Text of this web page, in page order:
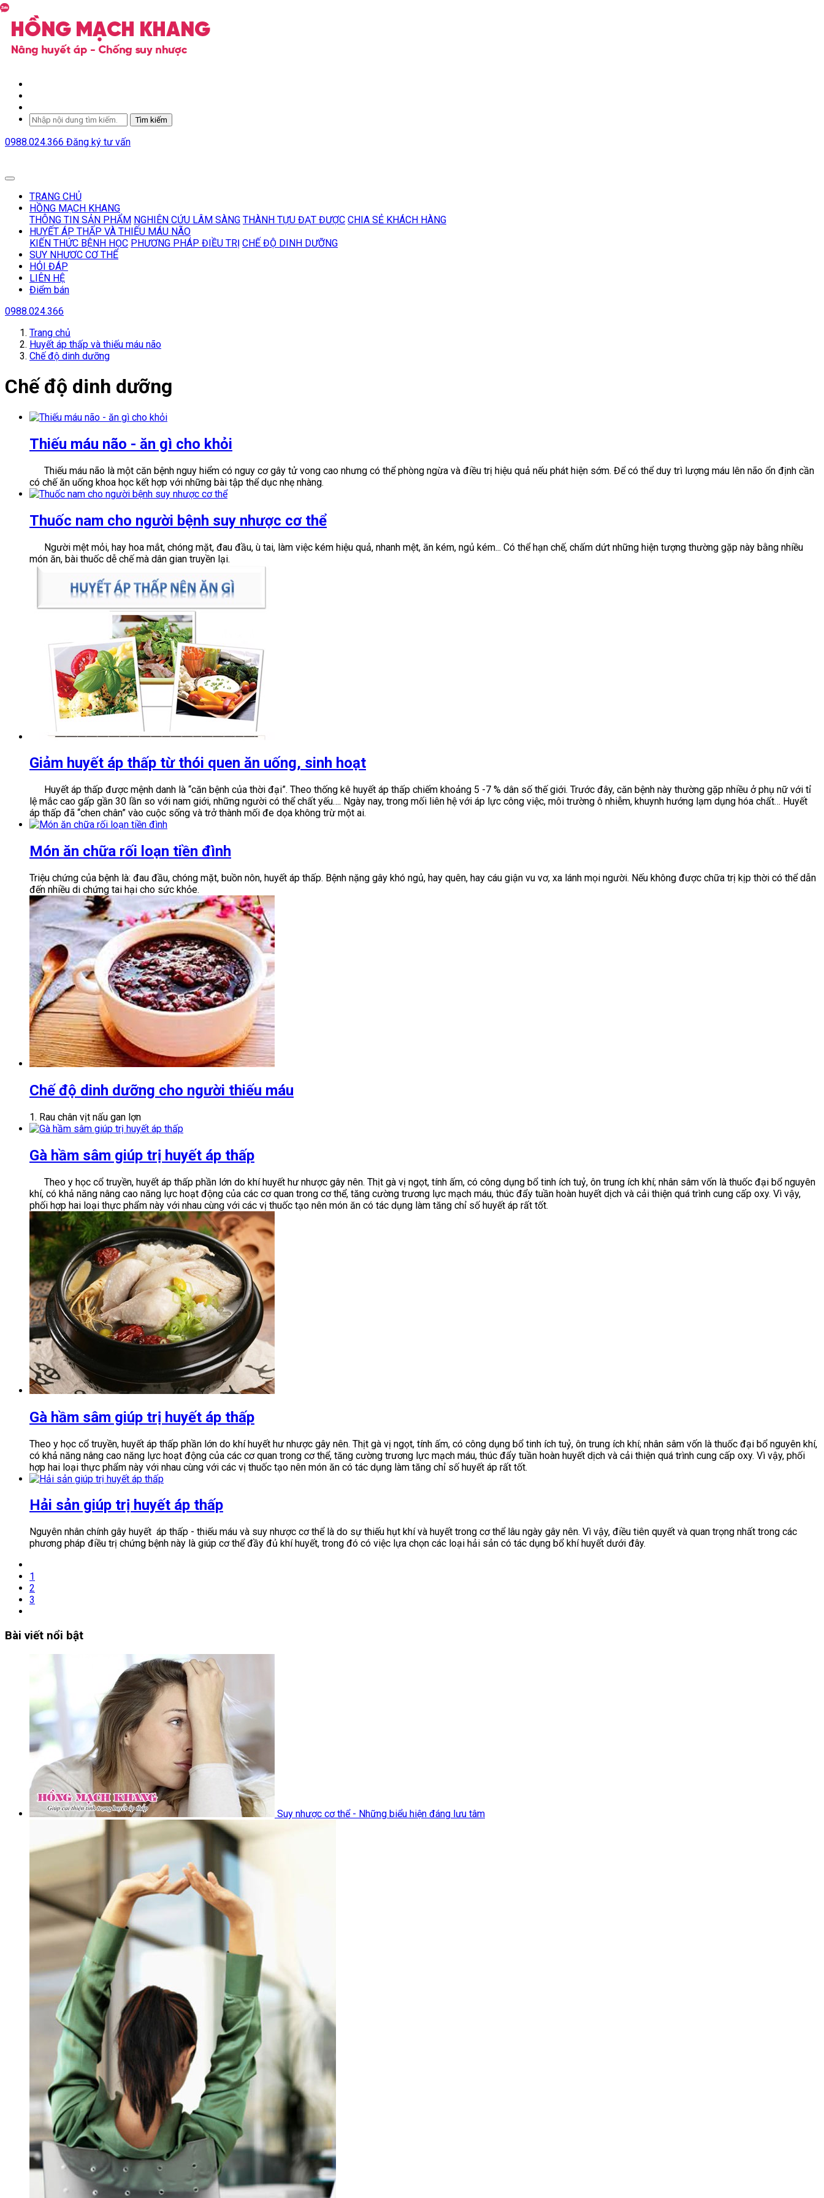
Tìm kiếm
0988.024.366 Đăng ký tư vấn
TRANG CHỦ
HỒNG MẠCH KHANG
THÔNG TIN SẢN PHẨM NGHIÊN CỨU LÂM SÀNG THÀNH TỰU ĐẠT ĐƯỢC CHIA SẺ KHÁCH HÀNG
HUYẾT ÁP THẤP VÀ THIẾU MÁU NÃO
KIẾN THỨC BỆNH HỌC PHƯƠNG PHÁP ĐIỀU TRỊ CHẾ ĐỘ DINH DƯỠNG
SUY NHƯƠC CƠ THỂ
HỎI ĐÁP
LIÊN HỆ
Điểm bán
0988.024.366
Trang chủ
Huyết áp thấp và thiếu máu não
Chế độ dinh dưỡng
Chế độ dinh dưỡng
Thiếu máu não - ăn gì cho khỏi
Thiếu máu não là một căn bệnh nguy hiểm có nguy cơ gây tử vong cao nhưng có thể phòng ngừa và điều trị hiệu quả nếu phát hiện sớm. Để có thể duy trì lượng máu lên não ổn định cần
có chế ăn uống khoa học kết hợp với những bài tập thể dục nhẹ nhàng.
Thuốc nam cho người bệnh suy nhược cơ thể
Người mệt mỏi, hay hoa mắt, chóng mặt, đau đầu, ù tai, làm việc kém hiệu quả, nhanh mệt, ăn kém, ngủ kém... Có thể hạn chế, chấm dứt những hiện tượng thường gặp này bằng nhiều
món ăn, bài thuốc dễ chế mà dân gian truyền lại.
Giảm huyết áp thấp từ thói quen ăn uống, sinh hoạt
Huyết áp thấp được mệnh danh là “căn bệnh của thời đại”. Theo thống kê huyết áp thấp chiếm khoảng 5 -7 % dân số thế giới. Trước đây, căn bệnh này thường gặp nhiều ở phụ nữ với tỉ
lệ mắc cao gấp gần 30 lần so với nam giới, những người có thể chất yếu…. Ngày nay, trong mối liên hệ với áp lực công việc, môi trường ô nhiễm, khuynh hướng lạm dụng hóa chất… Huyết
áp thấp đã “chen chân” vào cuộc sống và trở thành mối đe dọa không trừ một ai.
Món ăn chữa rối loạn tiền đình
Triệu chứng của bệnh là: đau đầu, chóng mặt, buồn nôn, huyết áp thấp. Bệnh nặng gây khó ngủ, hay quên, hay cáu giận vu vơ, xa lánh mọi người. Nếu không được chữa trị kịp thời có thể dẫn
đến nhiều di chứng tai hại cho sức khỏe.
Chế độ dinh dưỡng cho người thiếu máu
1. Rau chân vịt nấu gan lợn
Gà hầm sâm giúp trị huyết áp thấp
Theo y học cổ truyền, huyết áp thấp phần lớn do khí huyết hư nhược gây nên. Thịt gà vị ngọt, tính ấm, có công dụng bổ tinh ích tuỷ, ôn trung ích khí; nhân sâm vốn là thuốc đại bổ nguyên
khí, có khả năng nâng cao năng lực hoạt động của các cơ quan trong cơ thể, tăng cường trương lực mạch máu, thúc đẩy tuần hoàn huyết dịch và cải thiện quá trình cung cấp oxy. Vì vậy,
phối hợp hai loại thực phẩm này với nhau cùng với các vị thuốc tạo nên món ăn có tác dụng làm tăng chỉ số huyết áp rất tốt.
Gà hầm sâm giúp trị huyết áp thấp
Theo y học cổ truyền, huyết áp thấp phần lớn do khí huyết hư nhược gây nên. Thịt gà vị ngọt, tính ấm, có công dụng bổ tinh ích tuỷ, ôn trung ích khí; nhân sâm vốn là thuốc đại bổ nguyên khí,
có khả năng nâng cao năng lực hoạt động của các cơ quan trong cơ thể, tăng cường trương lực mạch máu, thúc đẩy tuần hoàn huyết dịch và cải thiện quá trình cung cấp oxy. Vì vậy, phối
hợp hai loại thực phẩm này với nhau cùng với các vị thuốc tạo nên món ăn có tác dụng làm tăng chỉ số huyết áp rất tốt.
Hải sản giúp trị huyết áp thấp
Nguyên nhân chính gây huyết áp thấp - thiếu máu và suy nhược cơ thể là do sự thiếu hụt khí và huyết trong cơ thể lâu ngày gây nên. Vì vậy, điều tiên quyết và quan trọng nhất trong các
phương pháp điều trị chứng bệnh này là giúp cơ thể đầy đủ khí huyết, trong đó có việc lựa chọn các loại hải sản có tác dụng bổ khí huyết dưới đây.
1
2
3
Bài viết nổi bật
Suy nhược cơ thể - Những biểu hiện đáng lưu tâm